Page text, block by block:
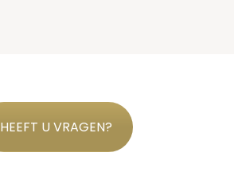
HEEFT U VRAGEN?